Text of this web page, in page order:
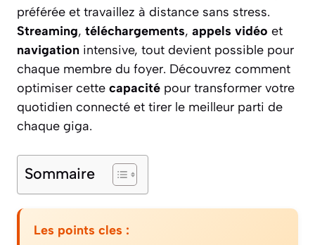
préférée et travaillez à distance sans stress.
Streaming, téléchargements, appels vidéo et
navigation intensive, tout devient possible pour
chaque membre du foyer. Découvrez comment
optimiser cette capacité pour transformer votre
quotidien connecté et tirer le meilleur parti de
chaque giga.
Sommaire
Les points cles :